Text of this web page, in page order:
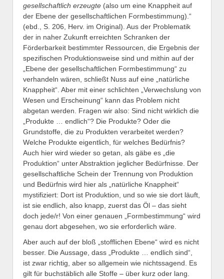
gesellschaftlich erzeugte (also um eine Knappheit auf
der Ebene der gesellschaftlichen Formbestimmung).“
(ebd., S. 206, Herv. im Original). Aus der Problematik
der in naher Zukunft erreichten Schranken der
Förderbarkeit bestimmter Ressourcen, die Ergebnis der
spezifischen Produktionsweise sind und mithin auf der
„Ebene der gesellschaftlichen Formbestimmung“ zu
verhandeln wären, schließt Nuss auf eine „natürliche
Knappheit“. Aber mit einer schlichten „Verwechslung von
Wesen und Erscheinung“ kann das Problem nicht
abgetan werden. Fragen wir also: Sind nicht wirklich die
„Produkte … endlich“? Die Produkte? Oder die
Grundstoffe, die zu Produkten verarbeitet werden?
Welche Produkte eigentlich, für welches Bedürfnis?
Auch hier wird wieder so getan, als gäbe es „die
Produktion“ unter Abstraktion jeglicher Bedürfnisse. Der
gesellschaftliche Schein der Trennung von Produktion
und Bedürfnis wird hier als „natürliche Knappheit“
mystifiziert: Dort ist Produktion, und so wie sie dort läuft,
ist sie endlich, also knapp, zuerst das Öl – das sieht
doch jede/r! Von einer genauen „Formbestimmung“ wird
genau dort abgesehen, wo sie erforderlich wäre.
Aber auch auf der bloß „stofflichen Ebene“ wird es nicht
besser. Die Aussage, dass „Produkte … endlich sind“,
ist zwar richtig, aber so allgemein wie nichtssagend. Es
gilt für buchstäblich alle Stoffe – über kurz oder lang.